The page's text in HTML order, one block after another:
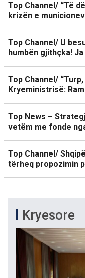
Top Channel/ “Të
krizën e
Top Channel/ U
humbën gjithçka!
Top Channel/
Kryeministrisë:
Top News –
vetëm me fonde
Top Channel/
tërheq propozimin
Kryesore